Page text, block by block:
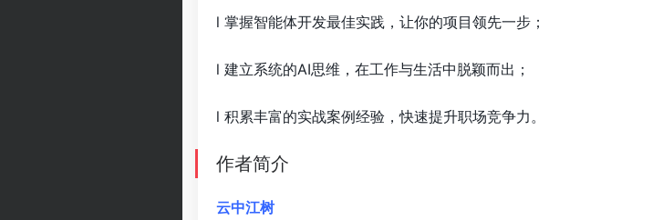
l 掌握智能体开发最佳实践，让你的项目领先一步；
l 建立系统的AI思维，在工作与生活中脱颖而出；
l 积累丰富的实战案例经验，快速提升职场竞争力。
作者简介
云中江树